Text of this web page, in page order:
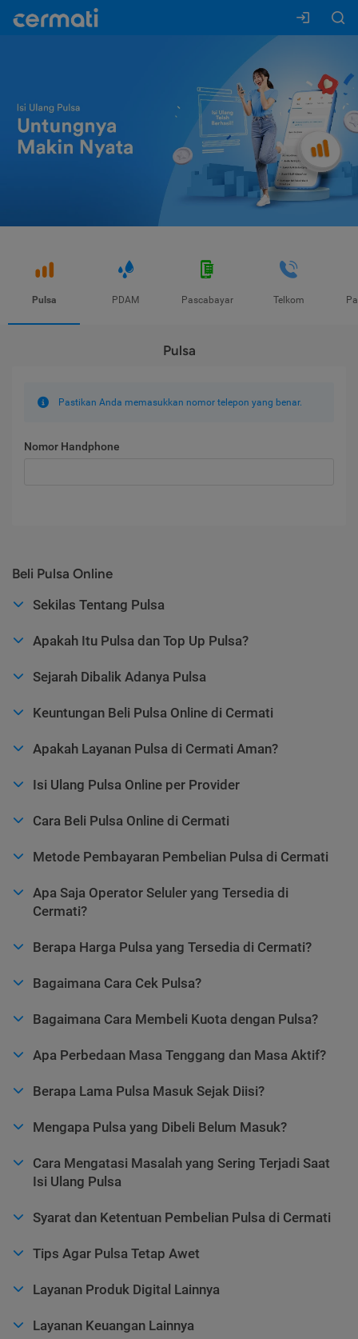
Pulsa PDAM Pascabayar Telkom
Pulsa
Pastikan Anda memasukkan nomor telepon yang benar.
Nomor Handphone
Beli Pulsa Online
Sekilas Tentang Pulsa
Apakah Itu Pulsa dan Top Up Pulsa?
Sejarah Dibalik Adanya Pulsa
Keuntungan Beli Pulsa Online di Cermati
Apakah Layanan Pulsa di Cermati Aman?
Isi Ulang Pulsa Online per Provider
Cara Beli Pulsa Online di Cermati
Metode Pembayaran Pembelian Pulsa di Cermati
Apa Saja Operator Seluler yang Tersedia di
Cermati?
Berapa Harga Pulsa yang Tersedia di Cermati?
Bagaimana Cara Cek Pulsa?
Bagaimana Cara Membeli Kuota dengan Pulsa?
Apa Perbedaan Masa Tenggang dan Masa Aktif?
Berapa Lama Pulsa Masuk Sejak Diisi?
Mengapa Pulsa yang Dibeli Belum Masuk?
Cara Mengatasi Masalah yang Sering Terjadi Saat
Isi Ulang Pulsa
Syarat dan Ketentuan Pembelian Pulsa di Cermati
Tips Agar Pulsa Tetap Awet
Layanan Produk Digital Lainnya
Layanan Keuangan Lainnya